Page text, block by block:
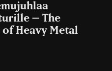
– The
of Heavy Metal